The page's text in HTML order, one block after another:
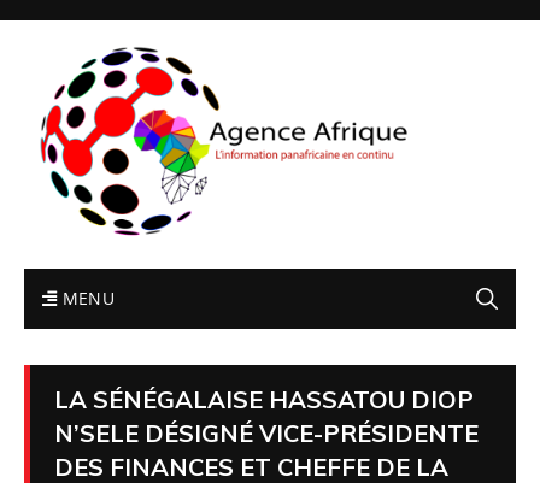
MENU
LA SÉNÉGALAISE HASSATOU DIOP
N’SELE DÉSIGNÉ VICE-PRÉSIDENTE
DES FINANCES ET CHEFFE DE LA